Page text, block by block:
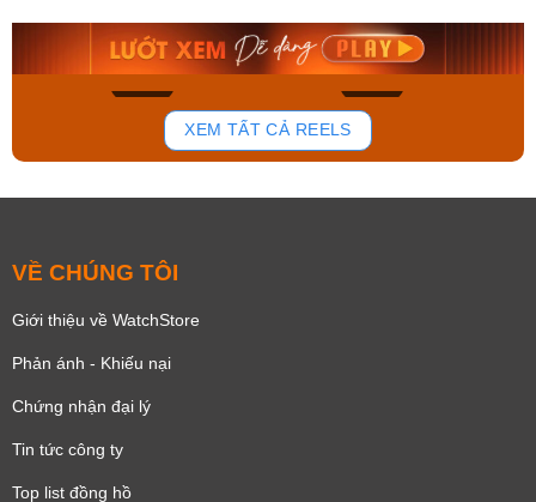
175
Mua ngay Mua ngay
XEM TẤT CẢ REELS
VỀ CHÚNG TÔI
Giới thiệu về WatchStore
Phản ánh - Khiếu nại
Chứng nhận đại lý
Tin tức công ty
Top list đồng hồ